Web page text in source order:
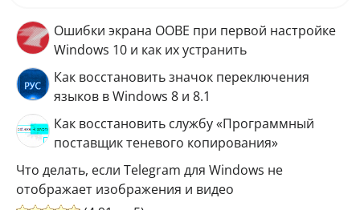
Ошибки экрана OOBE при первой настройке
Windows 10 и как их устранить
Как восстановить значок переключения
языков в Windows 8 и 8.1
Как восстановить службу «Программный
поставщик теневого копирования»
Что делать, если Telegram для Windows не
отображает изображения и видео